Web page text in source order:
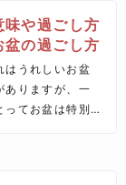
しょうか？
や過ごし方
の過ごし方
はうれしいお盆
ありますが、一
ってお盆は特別